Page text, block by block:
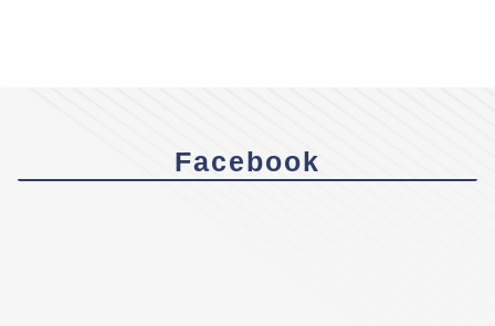
Facebook